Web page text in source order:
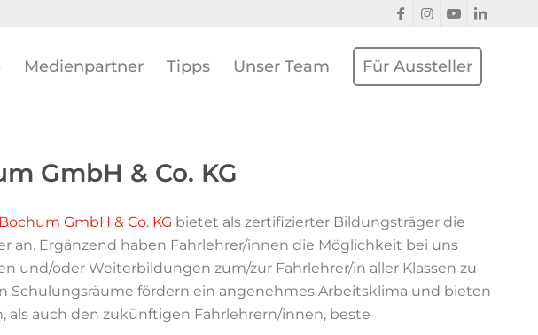
Medienpartner Tipps Unser Team Für Aussteller
GmbH & Co. KG
GmbH & Co. KG bietet als zertifizierter Bildungsträger die
an. Ergänzend haben Fahrlehrer/innen die Möglichkeit bei uns
und/oder Weiterbildungen zum/zur Fahrlehrer/in aller Klassen zu
Schulungsräume fördern ein angenehmes Arbeitsklima und bieten
als auch den zukünftigen Fahrlehrern/innen, beste